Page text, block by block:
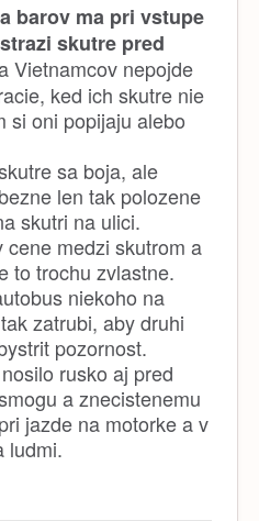
barov ma pri vstupe
skutre pred
Vietnamcov nepojde
ked ich skutre nie
si oni popijaju alebo
sa boja, ale
len tak polozene
skutri na ulici.
cene medzi skutrom a
to trochu zvlastne.
niekoho na
zatrubi, aby druhi
pozornost.
rusko aj pred
a znecistenemu
jazde na motorke a v
ludmi.